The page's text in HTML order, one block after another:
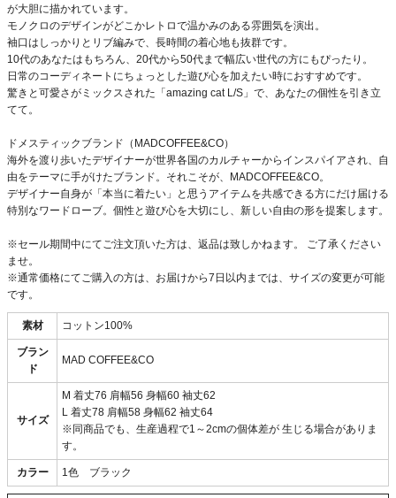
が大胆に描かれています。
モノクロのデザインがどこかレトロで温かみのある雰囲気を演出。
袖口はしっかりとリブ編みで、長時間の着心地も抜群です。
10代のあなたはもちろん、20代から50代まで幅広い世代の方にもぴったり。
日常のコーディネートにちょっとした遊び心を加えたい時におすすめです。
驚きと可愛さがミックスされた「amazing cat L/S」で、あなたの個性を引き立
てて。
ドメスティックブランド（MADCOFFEE&CO）
海外を渡り歩いたデザイナーが世界各国のカルチャーからインスパイアされ、自
由をテーマに手がけたブランド。それこそが、MADCOFFEE&CO。
デザイナー自身が「本当に着たい」と思うアイテムを共感できる方にだけ届ける
特別なワードローブ。個性と遊び心を大切にし、新しい自由の形を提案します。
※セール期間中にてご注文頂いた方は、返品は致しかねます。 ご了承ください
ませ。
※通常価格にてご購入の方は、お届けから7日以内までは、サイズの変更が可能
です。
素材 コットン100%
ブラン
ド
MAD COFFEE&CO
サイズ
M 着丈76 肩幅56 身幅60 袖丈62
L 着丈78 肩幅58 身幅62 袖丈64
※同商品でも、生産過程で1～2cmの個体差が 生じる場合がありま
す。
カラー 1色 ブラック